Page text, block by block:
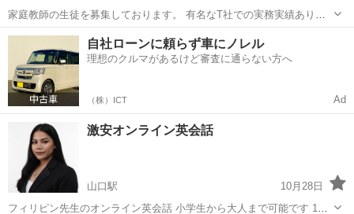
家庭教師の生徒を募集しております。 有名なT社での実務実績ありで
す。 担当科目:中学受験全科目、中高生、社会人向け英会話教室、基礎
語圏に短期留学し、現地...
山口 下松市 下松駅 英会話 1級
自社ローンに頼らず車にノレル
理想のクルマがあるけど審査に通らない方へ
（株）ICT Ad
激安オンライン英会話
山口駅
10月28日
フィリピン先生のオンライン英会話 小学生から大人まで可能です 1対1